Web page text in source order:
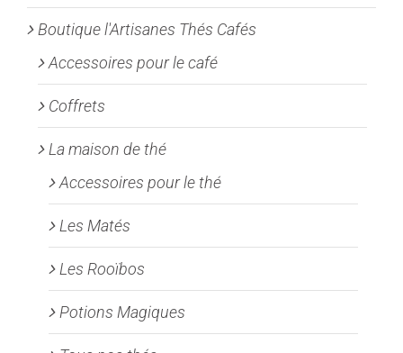
choisies
sur
la
page
produit
Boutique l'Artisanes Thés Cafés
Accessoires pour le café
Coffrets
La maison de thé
Accessoires pour le thé
Les Matés
Les Rooïbos
Potions Magiques